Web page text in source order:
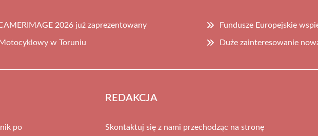
2026 już zaprezentowany Fundusze Europejskie
w Toruniu Duże zainteresowanie
po
REDAKCJA
Skontaktuj się z nami przechodząc na stronę